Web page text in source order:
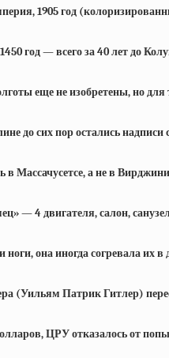
1905 год
год — всего за 40 лет до
еще не изобретены, но для
до сих пор остались
Массачусетсе, а не в
— 4 двигателя, салон,
она иногда согревала их в
(Уильям Патрик Гитлер)
ЦРУ отказалось от